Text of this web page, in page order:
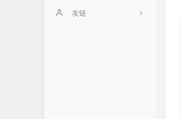
关于友链